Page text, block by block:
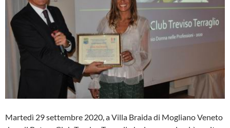
Martedì 29 settembre 2020, a Villa Braida di Mogliano Veneto